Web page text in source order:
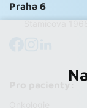
Praha 6
Stamicova